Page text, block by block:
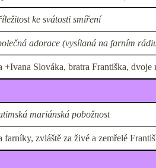
ke svátosti smíření
adorace (vysílaná na farním
+Ivana Slováka, bratra Františka, dvoje
mariánská pobožnost
farníky, zvláště za živé a zemřelé